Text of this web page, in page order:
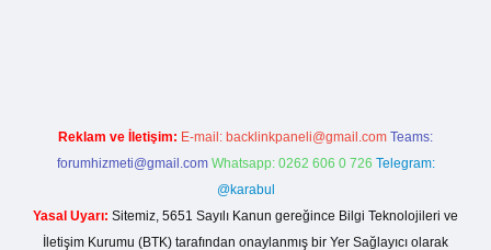
Reklam ve İletişim: E-mail: backlinkpaneli@gmail.com Teams:
forumhizmeti@gmail.com Whatsapp: 0262 606 0 726 Telegram:
@karabul
Yasal Uyarı: Sitemiz, 5651 Sayılı Kanun gereğince Bilgi Teknolojileri ve
İletişim Kurumu (BTK) tarafından onaylanmış bir Yer Sağlayıcı olarak